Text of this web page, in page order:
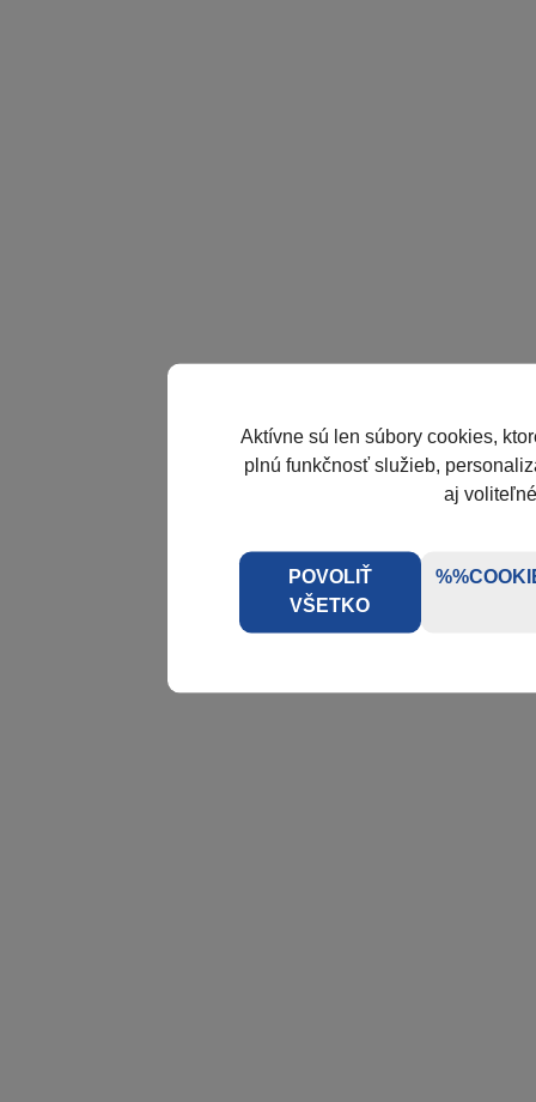
Aktívne sú len súbory cookies,
plnú funkčnosť služieb,
aj
POVOLIŤ
VŠETKO